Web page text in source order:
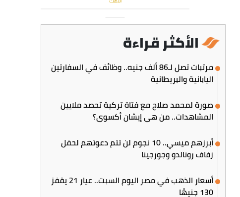
الأكثر قراءة
مرتبات تصل لـ86 ألف جنيه.. وظائف في السفارتين
اليابانية والبريطانية
صورة لمحمد صلاح مع فتاة تركية تحصد ملايين
المشاهدات.. من هي إيشان أكسوي؟
أبرزهم ميسي.. 10 نجوم لن تتم دعوتهم لحفل
زفاف رونالدو وجورجينا
أسعار الذهب في مصر اليوم السبت.. عيار 21 يقفز
130 جنيهًا